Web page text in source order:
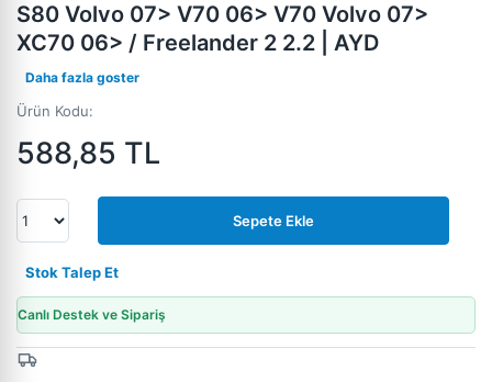
S80 Volvo 07> V70 06> V70 Volvo 07>
XC70 06> / Freelander 2 2.2 | AYD
Daha fazla goster
Ürün Kodu:
588,85 TL
Sepete Ekle
Stok Talep Et
Canlı Destek ve Sipariş